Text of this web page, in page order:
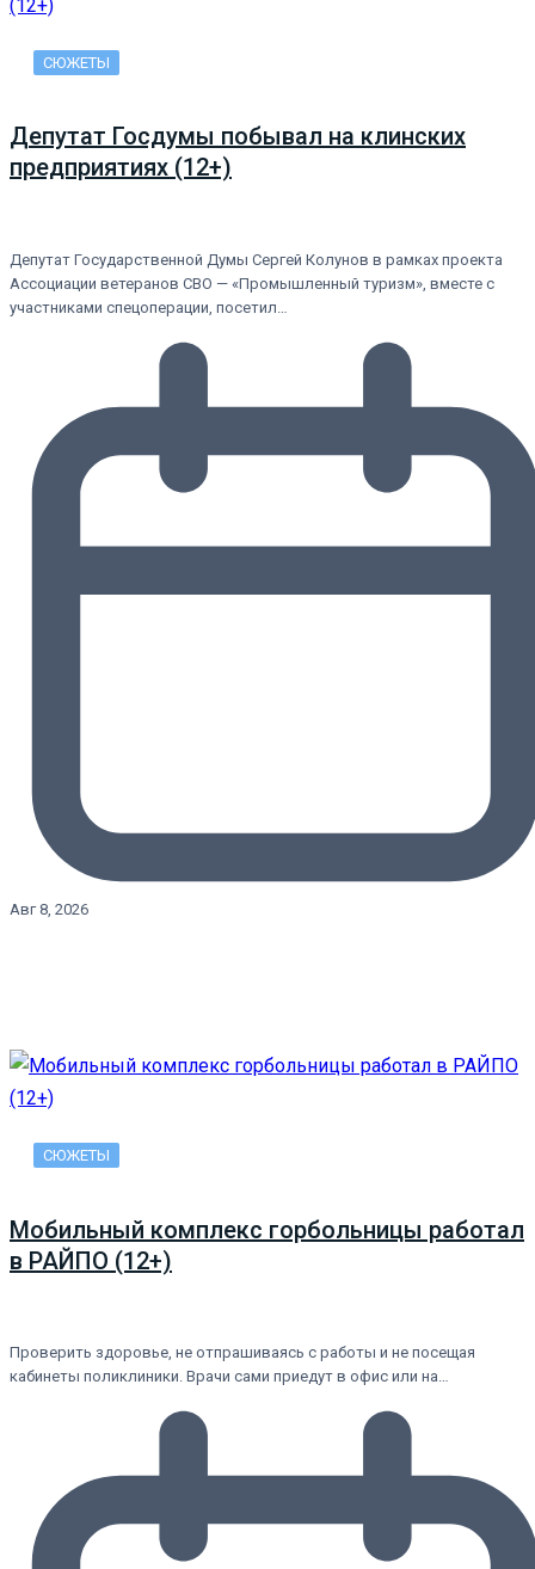
СЮЖЕТЫ
Депутат Госдумы побывал на клинских
предприятиях (12+)
Депутат Государственной Думы Сергей Колунов в рамках проекта
Ассоциации ветеранов СВО — «Промышленный туризм», вместе с
участниками спецоперации, посетил…
Авг 8, 2026
СЮЖЕТЫ
Мобильный комплекс горбольницы работал
в РАЙПО (12+)
Проверить здоровье, не отпрашиваясь с работы и не посещая
кабинеты поликлиники. Врачи сами приедут в офис или на…